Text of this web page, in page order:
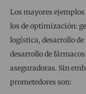
Los mayores
los de optimización:
logística, desarrollo
desarrollo de
aseguradoras. Sin
prometedores son: